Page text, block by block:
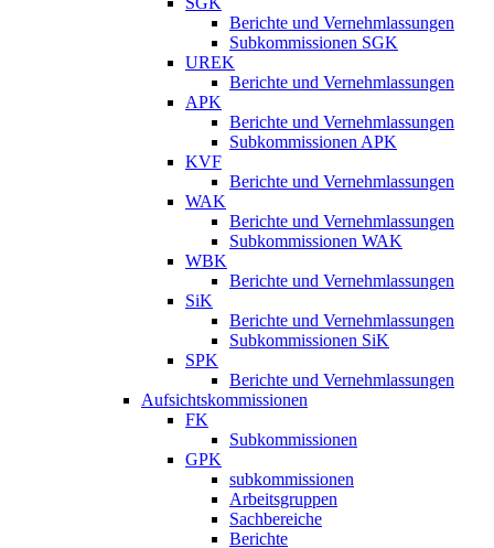
Berichte und Vernehmlassungen
Subkommissionen SGK
UREK
Berichte und Vernehmlassungen
APK
Berichte und Vernehmlassungen
Subkommissionen APK
KVF
Berichte und Vernehmlassungen
WAK
Berichte und Vernehmlassungen
Subkommissionen WAK
WBK
Berichte und Vernehmlassungen
SiK
Berichte und Vernehmlassungen
Subkommissionen SiK
SPK
Berichte und Vernehmlassungen
Aufsichtskommissionen
FK
Subkommissionen
GPK
subkommissionen
Arbeitsgruppen
Sachbereiche
Berichte